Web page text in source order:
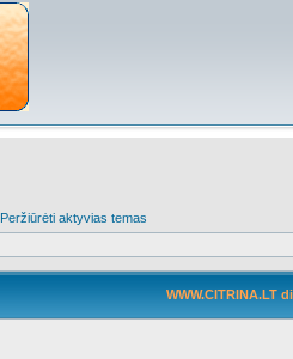
Peržiūrėti aktyvias temas
WWW.CITRINA.LT